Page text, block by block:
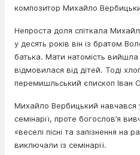
композитор Михайло
Непроста доля спіткала
у десять років він із братом
батька. Мати натомість
відмовилася від дітей. Тоді
перемишльський єпископ Іван
Михайло Вербицький навчався у
семінарії, проте богослов’я
«веселі пісні та запізнення на
виключали із семінарії.